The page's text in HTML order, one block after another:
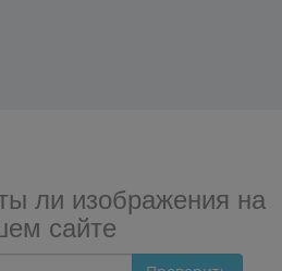
ли изображения на
сайте